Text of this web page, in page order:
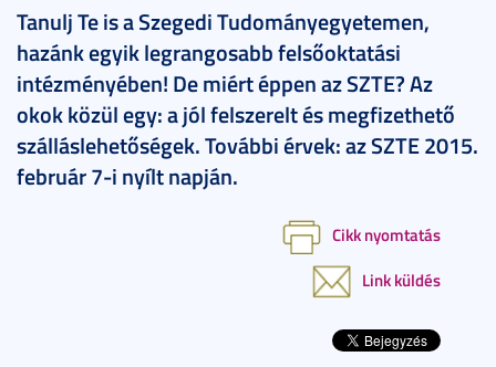
Tanulj Te is a Szegedi Tudományegyetemen,
hazánk egyik legrangosabb felsőoktatási
intézményében! De miért éppen az SZTE? Az
okok közül egy: a jól felszerelt és megfizethető
szálláslehetőségek. További érvek: az SZTE 2015.
február 7-i nyílt napján.
Cikk nyomtatás
Link küldés